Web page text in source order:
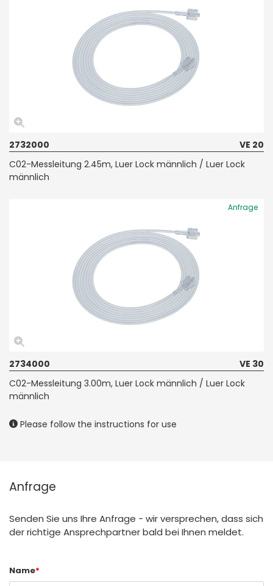
2732000
VE 20
C02-Messleitung 2.45m, Luer Lock männlich / Luer Lock
männlich
Anfrage
2734000
VE 30
C02-Messleitung 3.00m, Luer Lock männlich / Luer Lock
männlich
Please follow the instructions for use
Anfrage
Senden Sie uns Ihre Anfrage - wir versprechen, dass sich
der richtige Ansprechpartner bald bei Ihnen meldet.
Name*